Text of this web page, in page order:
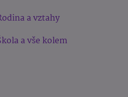
a vztahy
a vše kolem